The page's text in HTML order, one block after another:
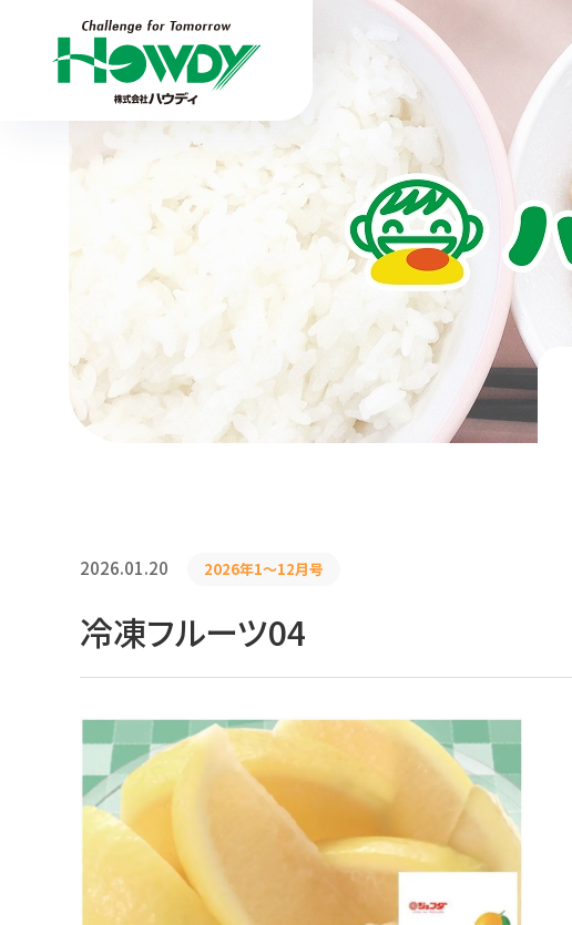
2026.01.20 2026年1〜12月号
冷凍フルーツ04